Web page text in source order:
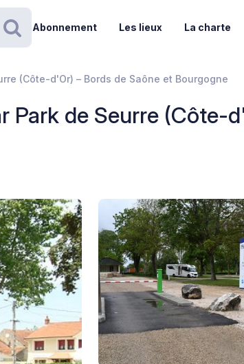
Rechercher
Abonnement Les lieux La charte
(Côte-d'Or) – Bords de Saône et Bourgogne
Park de Seurre (Côte-